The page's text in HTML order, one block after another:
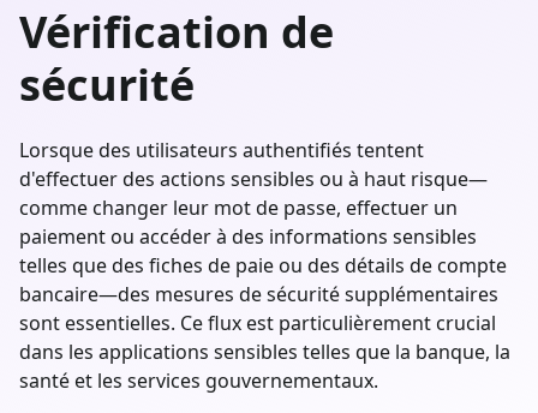
Vérification de
sécurité
Lorsque des utilisateurs authentifiés tentent
d'effectuer des actions sensibles ou à haut risque—
comme changer leur mot de passe, effectuer un
paiement ou accéder à des informations sensibles
telles que des fiches de paie ou des détails de compte
bancaire—des mesures de sécurité supplémentaires
sont essentielles. Ce flux est particulièrement crucial
dans les applications sensibles telles que la banque, la
santé et les services gouvernementaux.